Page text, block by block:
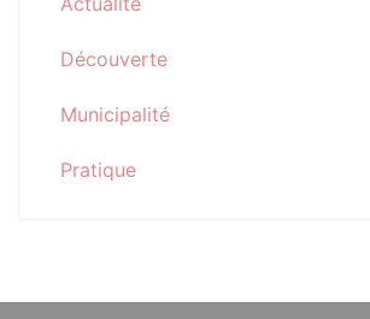
Découverte
Municipalité
Pratique